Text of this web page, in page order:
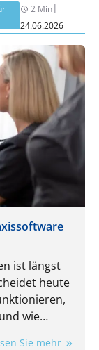
2 Min|
24.06.2026
ist längst
heute
wie
Sie mehr